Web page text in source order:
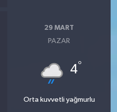
29 MART
PAZAR
4°
Orta kuvvetli yağmurlu